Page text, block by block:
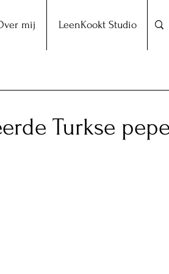
mij LeenKookt Studio
Turkse